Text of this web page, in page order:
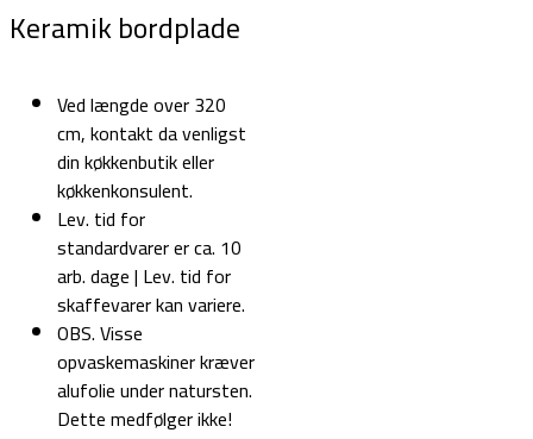
Keramik bordplade
Ved længde over 320
cm, kontakt da venligst
din køkkenbutik eller
køkkenkonsulent.
Lev. tid for
standardvarer er ca. 10
arb. dage | Lev. tid for
skaffevarer kan variere.
OBS. Visse
opvaskemaskiner kræver
alufolie under natursten.
Dette medfølger ikke!